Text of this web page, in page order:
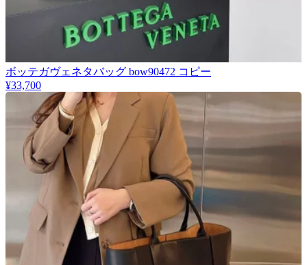
ボッテガヴェネタバッグ bow90472 コピー
¥33,700